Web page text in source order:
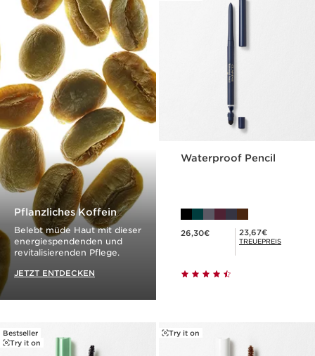
Pflanzliches Koffein
Belebt müde Haut mit dieser
energiespendenden und
revitalisierenden Pflege.
JETZT ENTDECKEN
Waterproof Pencil
26,30€ Mitgliederpreis 23,67€
23,67€
TREUEPREIS
Bestseller
Try it on
Try it on